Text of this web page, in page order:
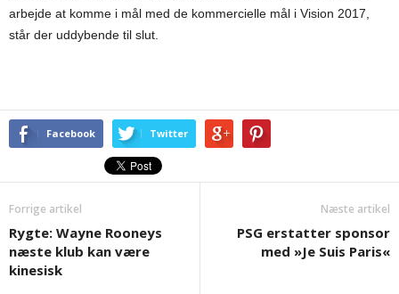
arbejde at komme i mål med de kommercielle mål i Vision 2017,
står der uddybende til slut.
Facebook Twitter
Forrige artikel
Rygte: Wayne Rooneys
næste klub kan være
kinesisk
Næste artikel
PSG erstatter sponsor
med »Je Suis Paris«